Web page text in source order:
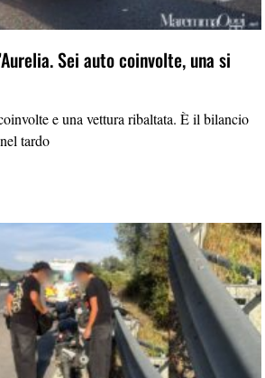
Sei auto coinvolte, una si
e una vettura ribaltata. È il bilancio
tardo